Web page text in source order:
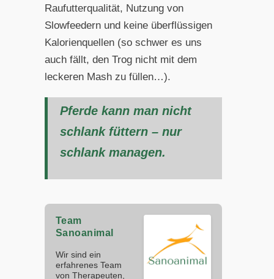
Raufutterqualität, Nutzung von
Slowfeedern und keine überflüssigen
Kalorienquellen (so schwer es uns
auch fällt, den Trog nicht mit dem
leckeren Mash zu füllen…).
Pferde kann man nicht
schlank füttern – nur
schlank managen.
Team
Sanoanimal
Wir sind ein
erfahrenes Team
von Therapeuten,